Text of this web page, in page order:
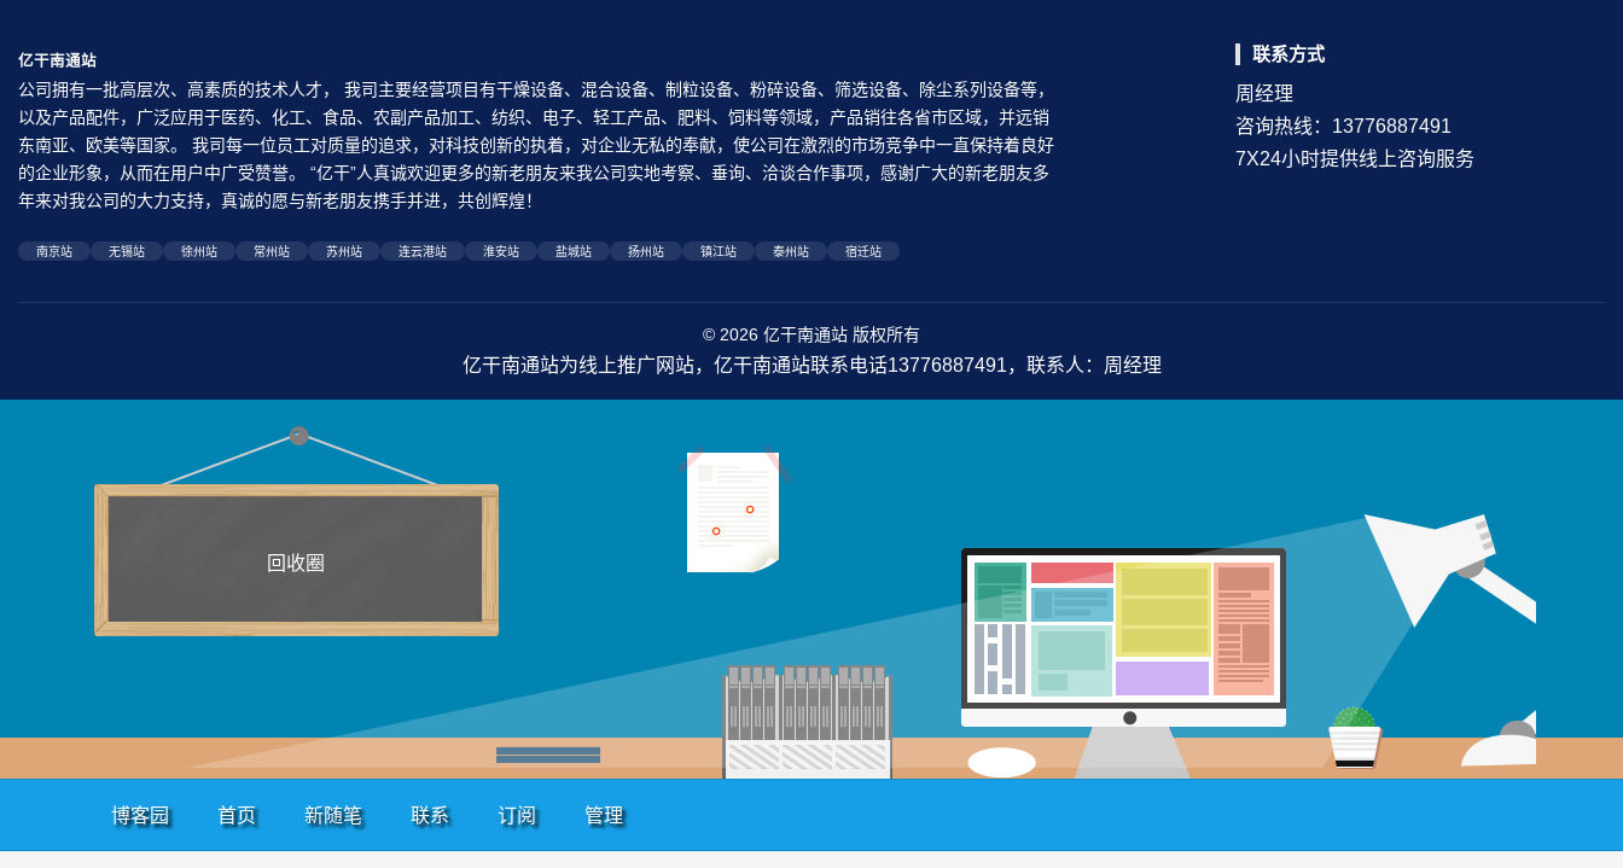
亿干南通站
公司拥有一批高层次、高素质的技术人才， 我司主要经营项目有干燥设备、混合设备、制粒设备、粉碎设备、筛选设备、除尘系列设备等，
以及产品配件，广泛应用于医药、化工、食品、农副产品加工、纺织、电子、轻工产品、肥料、饲料等领域，产品销往各省市区域，并远销
东南亚、欧美等国家。 我司每一位员工对质量的追求，对科技创新的执着，对企业无私的奉献，使公司在激烈的市场竞争中一直保持着良好
的企业形象，从而在用户中广受赞誉。 “亿干”人真诚欢迎更多的新老朋友来我公司实地考察、垂询、洽谈合作事项，感谢广大的新老朋友多
年来对我公司的大力支持，真诚的愿与新老朋友携手并进，共创辉煌！
南京站 无锡站 徐州站 常州站 苏州站 连云港站 淮安站 盐城站 扬州站 镇江站 泰州站 宿迁站
联系方式
周经理
咨询热线：13776887491
7X24小时提供线上咨询服务
© 2026 亿干南通站 版权所有
亿干南通站为线上推广网站，亿干南通站联系电话13776887491，联系人：周经理
回收圈
博客园 首页 新随笔 联系 订阅 管理